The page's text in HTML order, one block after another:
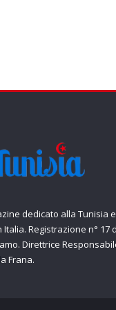
dedicato alla Tunisia e
Registrazione n° 17
Direttrice
Frana.